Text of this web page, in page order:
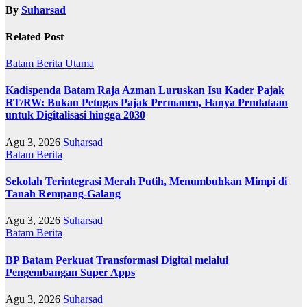
By Suharsad
Related Post
Batam Berita Utama
Kadispenda Batam Raja Azman Luruskan Isu Kader Pajak
RT/RW: Bukan Petugas Pajak Permanen, Hanya Pendataan
untuk Digitalisasi hingga 2030
Agu 3, 2026 Suharsad
Batam Berita
Sekolah Terintegrasi Merah Putih, Menumbuhkan Mimpi di
Tanah Rempang-Galang
Agu 3, 2026 Suharsad
Batam Berita
BP Batam Perkuat Transformasi Digital melalui
Pengembangan Super Apps
Agu 3, 2026 Suharsad